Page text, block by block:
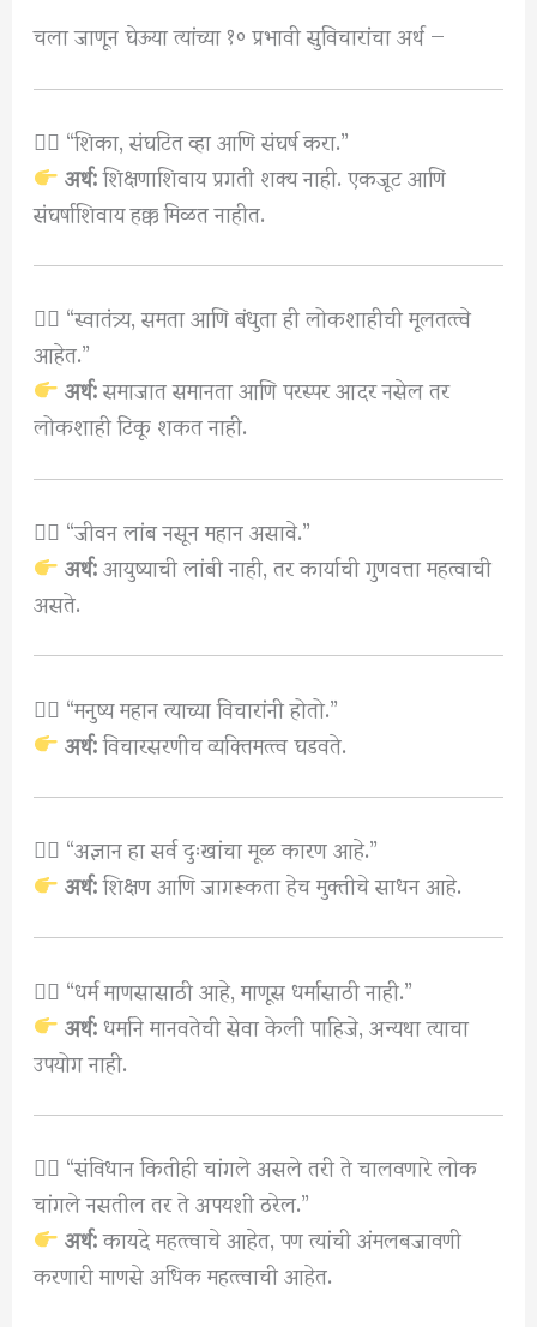
चला जाणून घेऊया त्यांच्या १० प्रभावी सुविचारांचा अर्थ —
१️⃣ “शिका, संघटित व्हा आणि संघर्ष करा.”
अर्थ:शिक्षणाशिवाय प्रगती शक्य नाही. एकजूट आणि
संघर्षाशिवाय हक्क मिळत नाहीत.
२️⃣ “स्वातंत्र्य, समता आणि बंधुता ही लोकशाहीची मूलतत्त्वे
आहेत.”
अर्थ:समाजात समानता आणि परस्पर आदर नसेल तर
लोकशाही टिकू शकत नाही.
३️⃣ “जीवन लांब नसून महान असावे.”
अर्थ:आयुष्याची लांबी नाही, तर कार्याची गुणवत्ता महत्वाची
असते.
४️⃣ “मनुष्य महान त्याच्या विचारांनी होतो.”
अर्थ:विचारसरणीच व्यक्तिमत्त्व घडवते.
५️⃣ “अज्ञान हा सर्व दुःखांचा मूळ कारण आहे.”
अर्थ:शिक्षण आणि जागरूकता हेच मुक्तीचे साधन आहे.
६️⃣ “धर्म माणसासाठी आहे, माणूस धर्मासाठी नाही.”
अर्थ:धर्माने मानवतेची सेवा केली पाहिजे, अन्यथा त्याचा
उपयोग नाही.
७️⃣ “संविधान कितीही चांगले असले तरी ते चालवणारे लोक
चांगले नसतील तर ते अपयशी ठरेल.”
अर्थ:कायदे महत्त्वाचे आहेत, पण त्यांची अंमलबजावणी
करणारी माणसे अधिक महत्त्वाची आहेत.